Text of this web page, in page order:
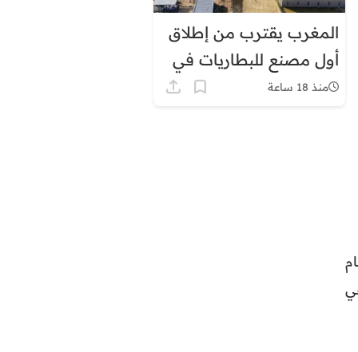
المغرب يقترب من إطلاق
أول مصنع للبطاريات في
إفريقيا
منذ 18 ساعة